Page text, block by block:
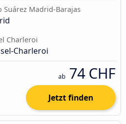
Suárez Madrid-Barajas
Charleroi
Charleroi
ab 74 CHF
Jetzt finden